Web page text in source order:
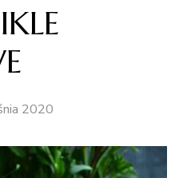
2020